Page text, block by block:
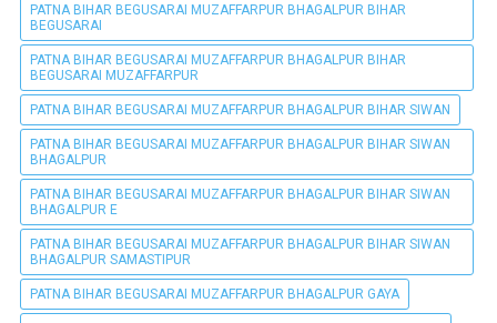
PATNA BIHAR BEGUSARAI MUZAFFARPUR BHAGALPUR BIHAR
BEGUSARAI
PATNA BIHAR BEGUSARAI MUZAFFARPUR BHAGALPUR BIHAR
BEGUSARAI MUZAFFARPUR
PATNA BIHAR BEGUSARAI MUZAFFARPUR BHAGALPUR BIHAR SIWAN
PATNA BIHAR BEGUSARAI MUZAFFARPUR BHAGALPUR BIHAR SIWAN
BHAGALPUR
PATNA BIHAR BEGUSARAI MUZAFFARPUR BHAGALPUR BIHAR SIWAN
BHAGALPUR E
PATNA BIHAR BEGUSARAI MUZAFFARPUR BHAGALPUR BIHAR SIWAN
BHAGALPUR SAMASTIPUR
PATNA BIHAR BEGUSARAI MUZAFFARPUR BHAGALPUR GAYA